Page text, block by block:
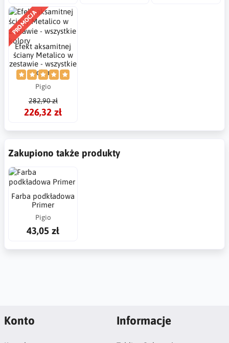
PROMOCJA
Efekt aksamitnej
ściany Metalico w
zestawie - wszystkie
kolory
Pigio
282,90 zł
226,32 zł
Zakupiono także produkty
Farba podkładowa
Primer
Pigio
43,05 zł
Konto Informacje